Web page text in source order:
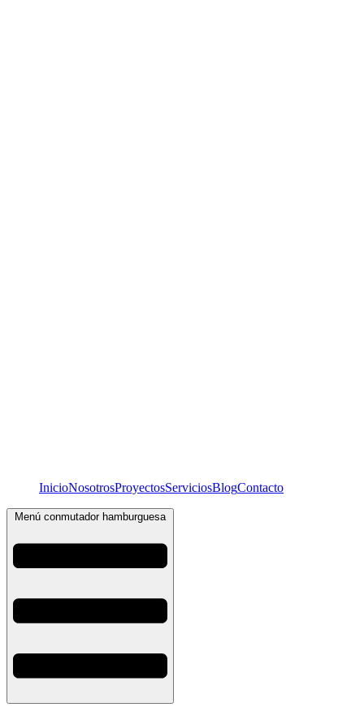
InicioNosotrosProyectosServiciosBlogContacto
Menú conmutador hamburguesa